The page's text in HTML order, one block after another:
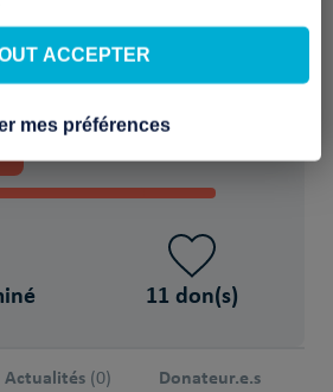
sans-abri
11 don(s)
Actualités (0) Donateur.e.s
ACCEPTER
mes préférences